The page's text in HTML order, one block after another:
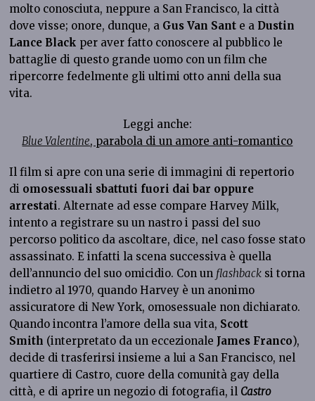
molto conosciuta, neppure a San Francisco, la città
dove visse; onore, dunque, a Gus Van Sant e a Dustin
Lance Black per aver fatto conoscere al pubblico le
battaglie di questo grande uomo con un film che
ripercorre fedelmente gli ultimi otto anni della sua
vita.
Leggi anche:
Blue Valentine, parabola di un amore anti-romantico
Il film si apre con una serie di immagini di repertorio
di omosessuali sbattuti fuori dai bar oppure
arrestati. Alternate ad esse compare Harvey Milk,
intento a registrare su un nastro i passi del suo
percorso politico da ascoltare, dice, nel caso fosse stato
assassinato. E infatti la scena successiva è quella
dell’annuncio del suo omicidio. Con un flashback si torna
indietro al 1970, quando Harvey è un anonimo
assicuratore di New York, omosessuale non dichiarato.
Quando incontra l’amore della sua vita, Scott
Smith (interpretato da un eccezionale James Franco),
decide di trasferirsi insieme a lui a San Francisco, nel
quartiere di Castro, cuore della comunità gay della
città, e di aprire un negozio di fotografia, il Castro